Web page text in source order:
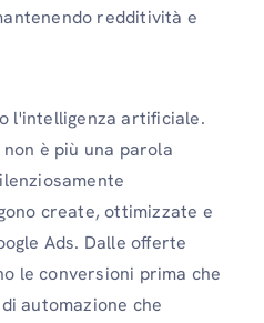
redditività e
l'intelligenza artificiale.
è più una parola
create, ottimizzate e
Ads. Dalle offerte
le conversioni prima che
automazione che